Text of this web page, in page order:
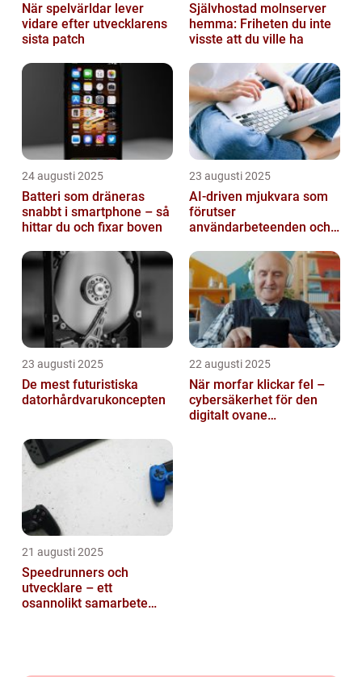
När spelvärldar lever
vidare efter utvecklarens
sista patch
Självhostad molnserver
hemma: Friheten du inte
visste att du ville ha
24 augusti 2025
Batteri som dräneras
snabbt i smartphone – så
hittar du och fixar boven
23 augusti 2025
AI-driven mjukvara som
förutser
användarbeteenden och
23 augusti 2025
De mest futuristiska
datorhårdvarukoncepten
22 augusti 2025
När morfar klickar fel –
cybersäkerhet för den
digitalt ovane
21 augusti 2025
Speedrunners och
utvecklare – ett
osannolikt samarbete